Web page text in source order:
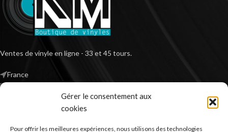
Gérer le consentement aux
cookies
Pour offrir les meilleures expériences, nous utilisons des technologies
Ventes de vinyle en ligne - 33 et 45 tours.
France